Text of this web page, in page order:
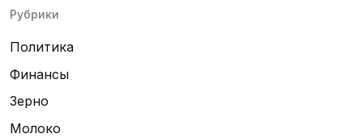
Рубрики
Политика
Финансы
Зерно
Молоко